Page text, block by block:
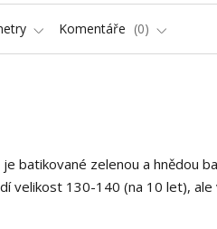
Komentáře 0
batikované zelenou a hnědou
velikost 130-140 (na 10 let),